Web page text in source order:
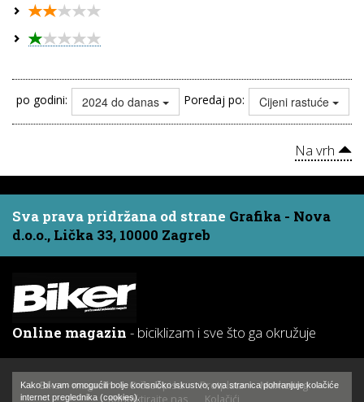
po godini: 2024 do danas Poredaj po: Cijeni rastuće
Na vrh
Sva prava pridržana od strane Grafika - Nova
d.o.o., Lička 33, 10000 Zagreb
Online magazin - biciklizam i sve što ga okružuje
Biker - magazin O časopisu Pretplata
Marketing
Kontaktirajte nas
Kolačići
Kako bi vam omogućili bolje korisničko iskustvo, ova stranica pohranjuje kolačiće
internet preglednika (cookies).